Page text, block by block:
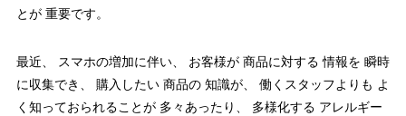
とが 重要です。
最近、 スマホの増加に伴い、 お客様が 商品に対する 情報を 瞬時
に収集でき、 購入したい 商品の 知識が、 働くスタッフよりも よ
く知っておられることが 多々あったり、 多様化する アレルギー